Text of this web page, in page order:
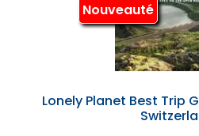
Nouveauté
Lonely Planet Best Trip